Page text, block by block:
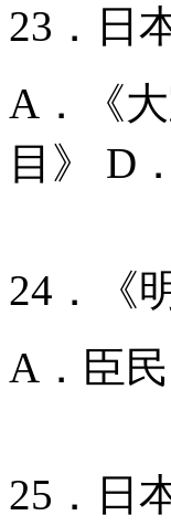
23．日
A．《
目》 D
24．《
A．臣
25．日